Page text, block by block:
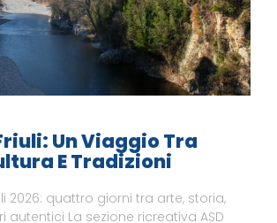
Un Viaggio Tra
E Tradizioni
2026: quattro giorni tra arte, storia,
autentici La sezione ricreativa ASD